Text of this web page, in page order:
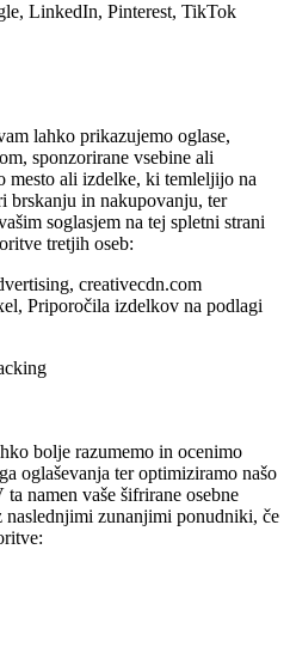
LinkedIn, Pinterest, TikTok
lahko prikazujemo oglase,
sponzorirane vsebine ali
mesto ali izdelke, ki temleljijo na
brskanju in nakupovanju, ter
soglasjem na tej spletni strani
tretjih oseb:
creativecdn.com
Priporočila izdelkov na podlagi
bolje razumemo in ocenimo
oglaševanja ter optimiziramo našo
namen vaše šifrirane osebne
naslednjimi zunanjimi ponudniki, če